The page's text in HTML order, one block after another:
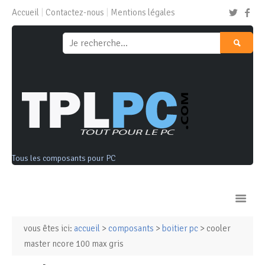
Accueil Contactez-nous Mentions légales
Tous les composants pour PC
Ordinateurs & Tablettes
vous êtes ici: accueil > composants > boitier pc > cooler
master ncore 100 max gris